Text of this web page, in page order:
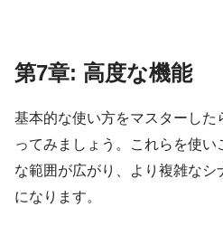
第7章: 高度な機能
基本的な使い方をマスターした
ってみましょう。これらを使
な範囲が広がり、より複雑なシ
になります。